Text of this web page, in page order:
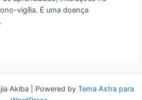
vigília. É uma doença
Akiba | Powered by Tema Astra para